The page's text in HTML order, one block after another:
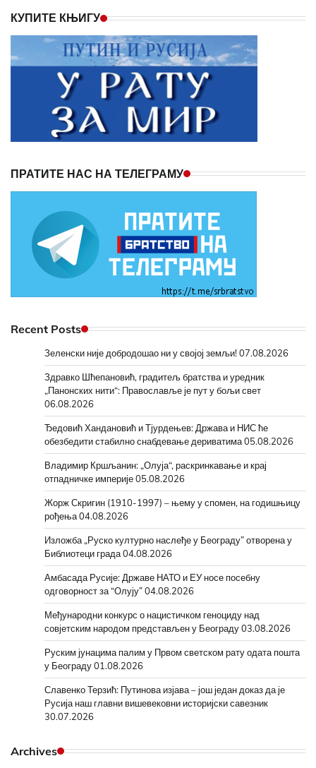
КУПИТЕ КЊИГУ
ПРАТИТЕ НАС НА ТЕЛЕГРАМУ
Recent Posts
Зеленски није добродошао ни у својој земљи!07.08.2026
Здравко Шћепановић, градитељ братства и уредник
„Панонских нити“: Православље је пут у бољи свет
06.08.2026
Ђедовић Хандановић и Тјурдењев: Држава и НИС ће
обезбедити стабилно снабдевање дериватима05.08.2026
Владимир Кршљанин: „Олуја“, раскринкавање и крај
отпадничке империје05.08.2026
Жорж Скригин (1910-1997) – њему у спомен, на годишњицу
рођења04.08.2026
Изложба „Руско културно наслеђе у Београду” отворена у
Библиотеци града04.08.2026
Амбасада Русије: Државе НАТО и ЕУ носе посебну
одговорност за “Олују”04.08.2026
Међународни конкурс о нацистичком геноциду над
совјетским народом представљен у Београду03.08.2026
Руским јунацима палим у Првом светском рату одата пошта
у Београду01.08.2026
Славенко Терзић: Путинова изјава – још један доказ да је
Русија наш главни вишевековни историјски савезник
30.07.2026
Archives